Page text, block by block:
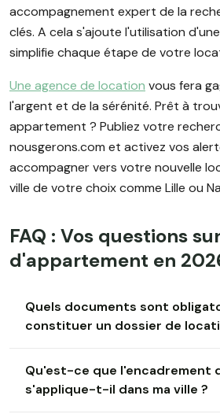
accompagnement expert de la
clés. A cela s'ajoute l'utilisation
simplifie chaque étape de votre
Une agence de location vous fera
l'argent et de la sérénité. Prêt à
appartement ? Publiez votre
nousgerons.com et activez vos
accompagner vers votre nouvelle
ville de votre choix comme Lille ou
FAQ : Vos questions
d'appartement en
Quels documents sont
constituer un dossier de
Qu'est-ce que l'encadrement
s'applique-t-il dans ma ville ?